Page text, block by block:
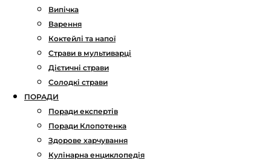
Випічка
Варення
Коктейлі та напої
Страви в мультиварці
Дієтичні страви
Солодкі страви
ПОРАДИ
Поради експертів
Поради Клопотенка
Здорове харчування
Кулінарна енциклопедія